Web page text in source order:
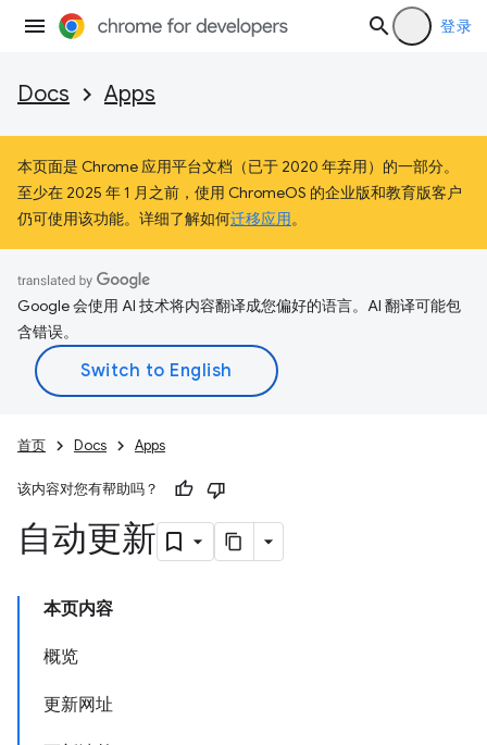
登录
Docs Apps
本页面是 Chrome 应用平台文档（已于 2020 年弃用）的一部分。
至少在 2025 年 1 月之前，使用 ChromeOS 的企业版和教育版客户
仍可使用该功能。详细了解如何迁移应用。
Google 会使用 AI 技术将内容翻译成您偏好的语言。AI 翻译可能包
含错误。
首页 Docs Apps
该内容对您有帮助吗？
自动更新
本页内容
概览
更新网址